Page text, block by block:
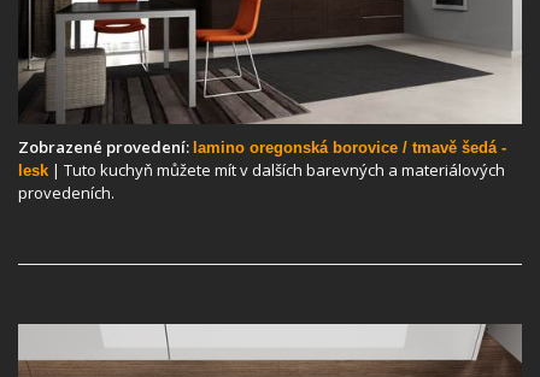
Zobrazené provedení: lamino oregonská borovice / tmavě šedá -
lesk | Tuto kuchyň můžete mít v dalších barevných a materiálových
provedeních.